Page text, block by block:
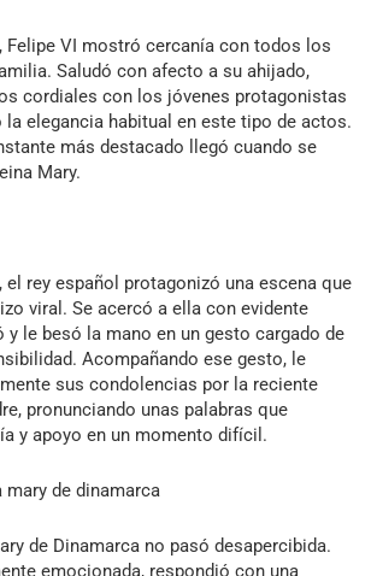
Felipe VI mostró cercanía con todos los
Saludó con afecto a su ahijado,
cordiales con los jóvenes protagonistas
la elegancia habitual en este tipo de actos.
más destacado llegó cuando se
Mary.
el rey español protagonizó una escena que
viral. Se acercó a ella con evidente
y le besó la mano en un gesto cargado de
Acompañando ese gesto, le
sus condolencias por la reciente
pronunciando unas palabras que
y apoyo en un momento difícil.
de Dinamarca no pasó desapercibida.
emocionada, respondió con una